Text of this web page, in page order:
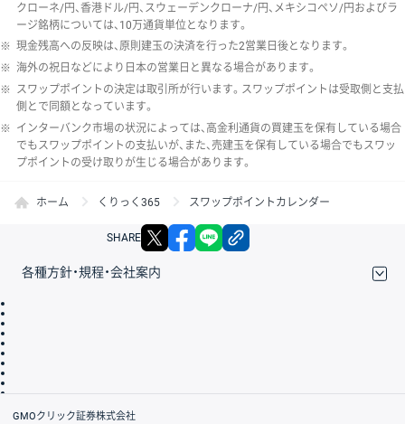
クローネ/円、香港ドル/円、スウェーデンクローナ/円、メキシコペソ/円およびラ
ージ銘柄については、10万通貨単位となります。
※ 現金残高への反映は、原則建玉の決済を行った2営業日後となります。
※ 海外の祝日などにより日本の営業日と異なる場合があります。
※ スワップポイントの決定は取引所が行います。スワップポイントは受取側と支払
側とで同額となっています。
※ インターバンク市場の状況によっては、高金利通貨の買建玉を保有している場合
でもスワップポイントの支払いが、また、売建玉を保有している場合でもスワッ
プポイントの受け取りが生じる場合があります。
ホーム くりっく365 スワップポイントカレンダー
SHARE X facebook
各種方針・規程・会社案内
会社案内
GMOクリック証券株式会社